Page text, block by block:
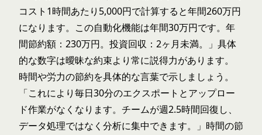
コスト1時間あたり5,000円で計算すると年間260万円
になります。この自動化機能は年間30万円です。年
間節約額：230万円。投資回収：2ヶ月未満。」具体
的な数字は曖昧な約束より常に説得力があります。
時間や労力の節約を具体的な言葉で示しましょう。
「これにより毎日30分のエクスポートとアップロー
ド作業がなくなります。チームが週2.5時間回復し、
データ処理ではなく分析に集中できます。」時間の節